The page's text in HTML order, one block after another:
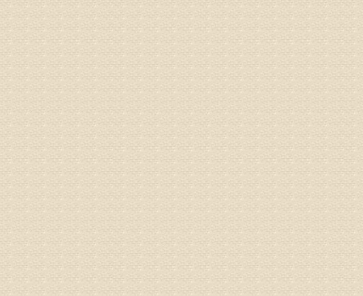
病情描
何？
治疗方
理疗、
由于我
病情描
梁断裂
孙主任
姓名：